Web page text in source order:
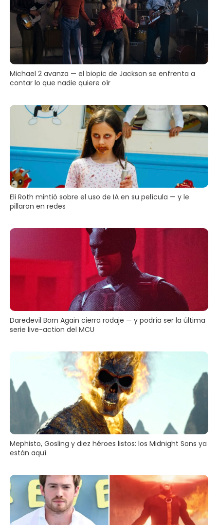
Michael 2 avanza — el biopic de Jackson se enfrenta a
contar lo que nadie quiere oír
Eli Roth mintió sobre el uso de IA en su película — y le
pillaron en redes
Daredevil Born Again cierra rodaje — y podría ser la última
serie live-action del MCU
Mephisto, Gosling y diez héroes listos: los Midnight Sons ya
están aquí